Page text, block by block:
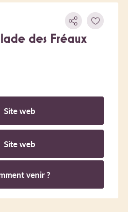
des Fréaux
Site web
Site web
venir ?